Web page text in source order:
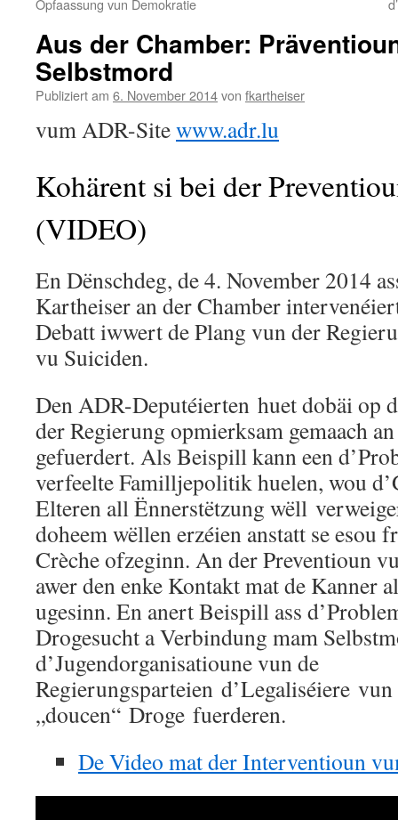
Opfaassung vun Demokratie
Aus der Chamber:
Selbstmord
Publiziert am 6. November 2014von fkartheiser
vum ADR-Sitewww.adr.lu
Kohärent si bei der
(VIDEO)
En Dënschdeg, de 4. November 2014
Kartheiser an der Chamber
Debatt iwwert de Plang vun der
vu Suiciden.
Den ADR-Deputéierten huet dobäi op
der Regierung opmierksam gemaach
gefuerdert. Als Beispill kann een
verfeelte Familljepolitik huelen, wou
Elteren all Ënnerstëtzung wëll
doheem wëllen erzéien anstatt se esou
Crèche ofzeginn. An der Preventioun
awer den enke Kontakt mat de Kanner
ugesinn. En anert Beispill ass
Drogesucht a Verbindung mam
d’Jugendorganisatioune vun de
Regierungsparteien d’Legaliséiere vun
„doucen“ Droge fuerderen.
De Video mat der Interventioun